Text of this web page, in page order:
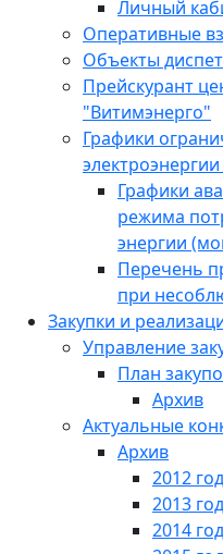
Личный
Оперативные
Объекты
Прейскурант
"Витимэнерго"
Графики
Графики
режима
энергии
Перечень
при
Закупки и
Управление
План
Архив
Актуальные
Архив
2012 год
2013 год
2014 год